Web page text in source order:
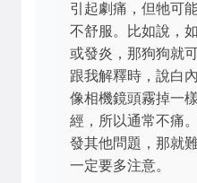
引起劇痛，但牠可
不舒服。比如說，
或發炎，那狗狗就
跟我解釋時，說白
像相機鏡頭霧掉一
經，所以通常不痛
發其他問題，那就
一定要多注意。